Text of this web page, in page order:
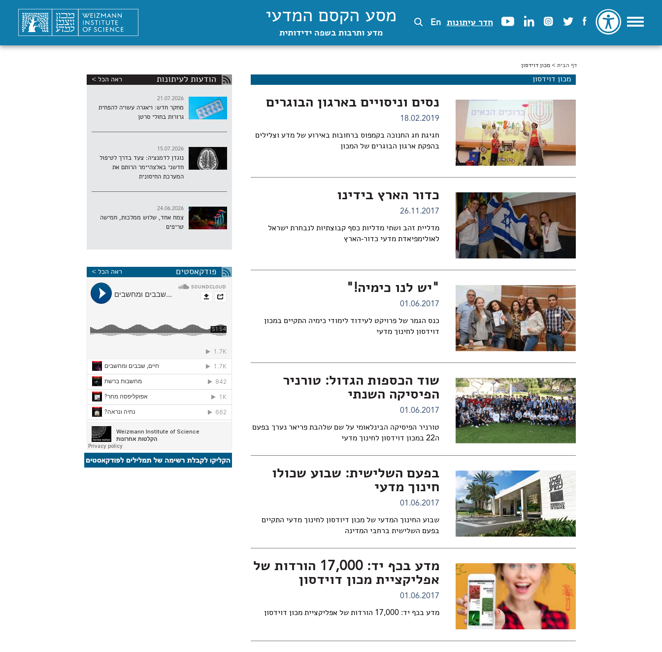
חדר עיתונות En מסע הקסם המדעי
מדע ותרבות בשפה ידידותית
הינך נמצא כאן
דף הבית > מכון דוידסון
מכון דוידסון
נסים וניסויים בארגון הבוגרים
18.02.2019
חגיגת חג החנוכה בקמפוס ברחובות באירוע של מדע וצלילים
בהפקת ארגון הבוגרים של המכון
כדור הארץ בידינו
26.11.2017
מדליית זהב ושתי מדליות כסף קבוצתיות לנבחרת ישראל
לאולימפיאדת מדעי כדור-הארץ
"יש לנו כימיה!"
01.06.2017
כנס הגמר של פרויקט לעידוד לימודי כימיה התקיים במכון
דוידסון לחינוך מדעי
שוד הכספות הגדול: טורניר
הפיסיקה השנתי
01.06.2017
טורניר הפיסיקה הבינלאומי על שם שלהבת פריאר נערך בפעם
ה22 במכון דוידסון לחינוך מדעי
בפעם השלישית: שבוע שכולו
חינוך מדעי
01.06.2017
שבוע החינוך המדעי של מכון דיודסון לחינוך מדעי התקיים
בפעם השלישית ברחבי המדינה
מדע בכף יד: 17,000 הורדות של
אפליקציית מכון דוידסון
01.06.2017
מדע בכף יד: 17,000 הורדות של אפליקציית מכון דוידסון
הודעות לעיתונות ראה הכל >
21.07.2026
מחקר חדש: ויאגרה עשויה להפחית
גרורות בחולי סרטן
15.07.2026
נוגדן לדמנציה: צעד בדרך לטיפול
חדשני באלצהיימר הרותם את
המערכת החיסונית
24.06.2026
צמח אחד, שלוש ממלכות, חמישה
טריפים
פודקאסטים ראה הכל >